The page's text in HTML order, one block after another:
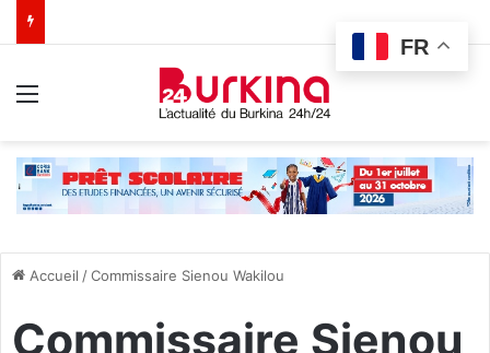
Accueil /Commissaire Sienou Wakilou
Commissaire Sienou
FR